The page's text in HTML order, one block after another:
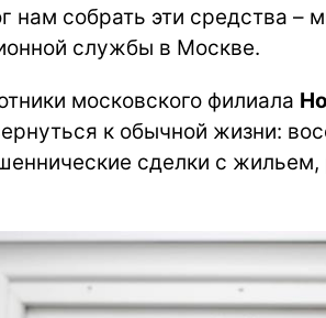
нам собрать эти средства –
службы в Москве.
московского филиала
к обычной жизни:
сделки с жильем,